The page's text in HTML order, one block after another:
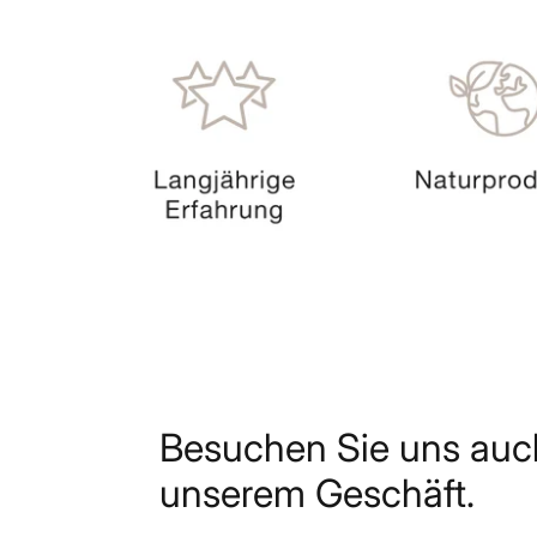
Besuchen Sie uns
unserem Geschäft.